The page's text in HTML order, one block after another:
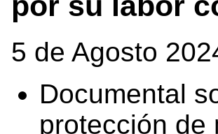
5 de Agosto
Documental
protección de